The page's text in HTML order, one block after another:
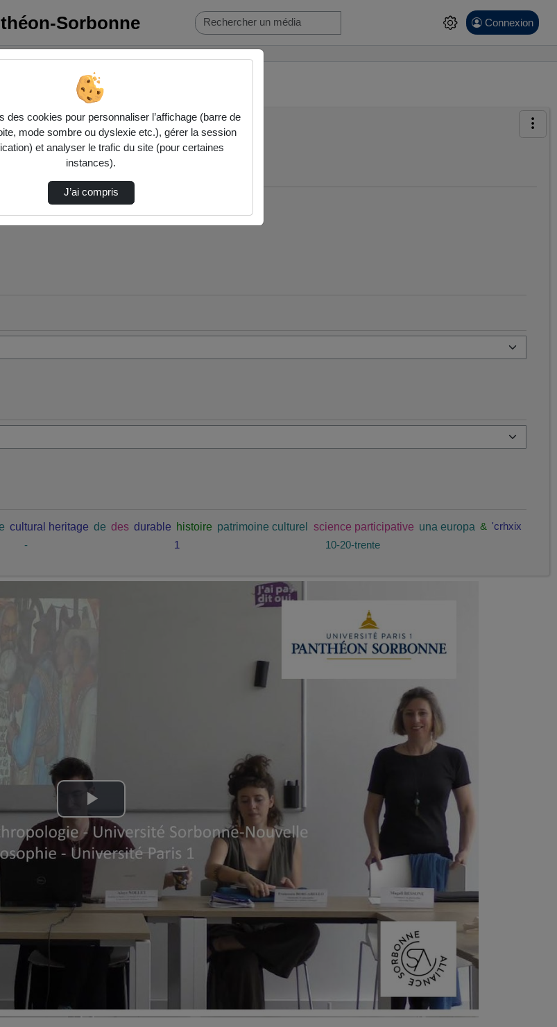
Sorbonne Connexion
cultural heritage de des durable histoire patrimoine culturel science participative una europa & 'crhxix
- 1 10-20-trente
Lire
la
vidéo
des cookies pour personnaliser l’affichage (barre de
mode sombre ou dyslexie etc.), gérer la session
et analyser le trafic du site (pour certaines
instances).
J’ai compris